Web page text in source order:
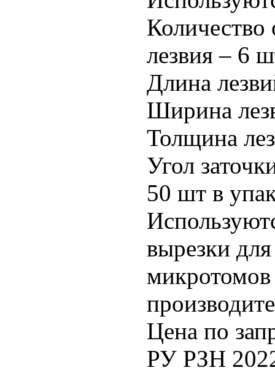
Количество
лезвия – 6
Длина
Ширина
Толщина
Угол
50 шт в
вырезки
Цена по
РУ РЗН